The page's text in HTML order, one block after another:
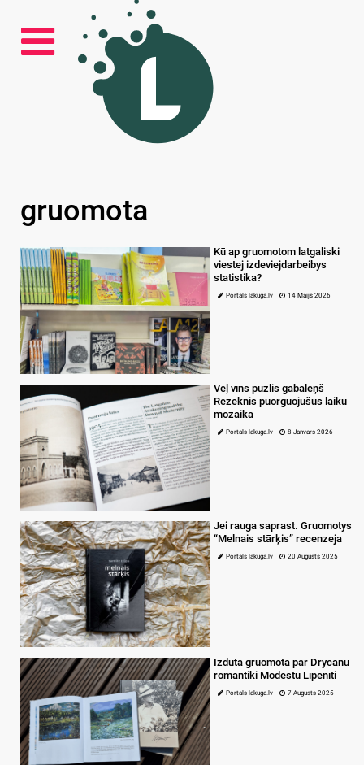
gruomota
Kū ap gruomotom latgaliski
viestej izdeviejdarbeibys
statistika?
Portals lakuga.lv 14 Maijs 2026
Vēļ vīns puzlis gabaleņš
Rēzeknis puorguojušūs laiku
mozaikā
Portals lakuga.lv 8 Janvars 2026
Jei rauga saprast. Gruomotys
“Melnais stārķis” recenzeja
Portals lakuga.lv 20 Augusts 2025
Izdūta gruomota par Drycānu
romantiki Modestu Līpenīti
Portals lakuga.lv 7 Augusts 2025